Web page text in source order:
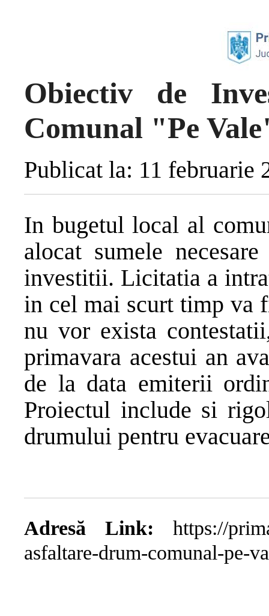
Obiectiv de
Comunal "Pe
Publicat la: 11 februarie
In bugetul local al
alocat sumele
investitii. Licitatia a
in cel mai scurt timp va
nu vor exista
primavara acestui an
de la data emiterii
Proiectul include si
drumului pentru
Adresă Link: https://
asfaltare-drum-comunal-pe-